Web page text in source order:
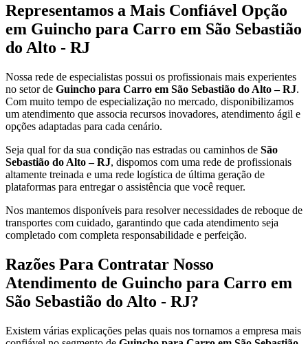
Representamos a Mais Confiável Opção
em Guincho para Carro em São Sebastião
do Alto - RJ
Nossa rede de especialistas possui os profissionais mais experientes
no setor de Guincho para Carro em São Sebastião do Alto – RJ.
Com muito tempo de especialização no mercado, disponibilizamos
um atendimento que associa recursos inovadores, atendimento ágil e
opções adaptadas para cada cenário.
Seja qual for da sua condição nas estradas ou caminhos de São
Sebastião do Alto – RJ, dispomos com uma rede de profissionais
altamente treinada e uma rede logística de última geração de
plataformas para entregar o assistência que você requer.
Nos mantemos disponíveis para resolver necessidades de reboque de
transportes com cuidado, garantindo que cada atendimento seja
completado com completa responsabilidade e perfeição.
Razões Para Contratar Nosso
Atendimento de Guincho para Carro em
São Sebastião do Alto - RJ?
Existem várias explicações pelas quais nos tornamos a empresa mais